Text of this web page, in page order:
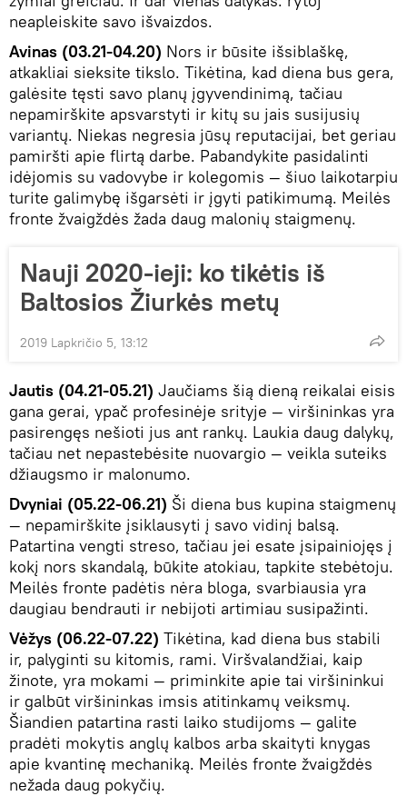
neapleiskite savo išvaizdos.
Avinas (03.21-04.20) Nors ir būsite išsiblaškę,
atkakliai sieksite tikslo. Tikėtina, kad diena bus gera,
galėsite tęsti savo planų įgyvendinimą, tačiau
nepamirškite apsvarstyti ir kitų su jais susijusių
variantų. Niekas negresia jūsų reputacijai, bet geriau
pamiršti apie flirtą darbe. Pabandykite pasidalinti
idėjomis su vadovybe ir kolegomis — šiuo laikotarpiu
turite galimybę išgarsėti ir įgyti patikimumą. Meilės
fronte žvaigždės žada daug malonių staigmenų.
Nauji 2020-ieji: ko tikėtis iš
Baltosios Žiurkės metų
2019 Lapkričio 5, 13:12
Jautis (04.21-05.21) Jaučiams šią dieną reikalai eisis
gana gerai, ypač profesinėje srityje — viršininkas yra
pasirengęs nešioti jus ant rankų. Laukia daug dalykų,
tačiau net nepastebėsite nuovargio — veikla suteiks
džiaugsmo ir malonumo.
Dvyniai (05.22-06.21) Ši diena bus kupina staigmenų
— nepamirškite įsiklausyti į savo vidinį balsą.
Patartina vengti streso, tačiau jei esate įsipainiojęs į
kokį nors skandalą, būkite atokiau, tapkite stebėtoju.
Meilės fronte padėtis nėra bloga, svarbiausia yra
daugiau bendrauti ir nebijoti artimiau susipažinti.
Vėžys (06.22-07.22) Tikėtina, kad diena bus stabili
ir, palyginti su kitomis, rami. Viršvalandžiai, kaip
žinote, yra mokami — priminkite apie tai viršininkui
ir galbūt viršininkas imsis atitinkamų veiksmų.
Šiandien patartina rasti laiko studijoms — galite
pradėti mokytis anglų kalbos arba skaityti knygas
apie kvantinę mechaniką. Meilės fronte žvaigždės
nežada daug pokyčių.